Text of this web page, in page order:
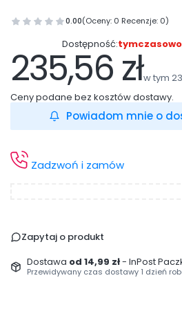
0.00(Oceny: 0 Recenzje: 0)
Dostępność:
Cena
235,56 złw tym
w tym
Ceny podane bez kosztów dostawy.
Powiadom mnie o
Zadzwoń i zamów
Zapytaj o produkt
Dostawa od 14,99 zł- InPost
Przewidywany czas dostawy 1 dzień